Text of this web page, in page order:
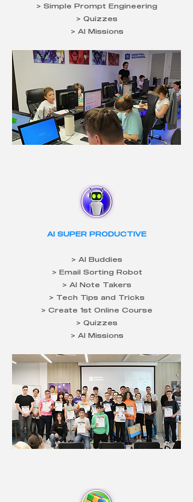
> Simple Prompt Engineering
> Quizzes
> AI Missions
AI SUPER PRODUCTIVE
> AI Buddies
> Email Sorting Robot
> AI Note Takers
> Tech Tips and Tricks
> Create 1st Online Course
> Quizzes
> AI Missions